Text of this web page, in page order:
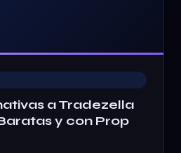
a Tradezella
y con Prop